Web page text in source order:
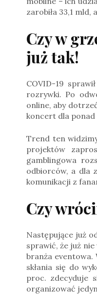
zarobiła 33,1 mld,
Czy w
już tak!
COVID-19
rozrywki. Po
online, aby
koncert dla ponad
Trend ten
projektów
gamblingowa
odbiorców, a dla
komunikacji z
Czy
Następujące już
sprawić, że już
branża eventowa.
skłania się do
proc. zdecyduje
organizować